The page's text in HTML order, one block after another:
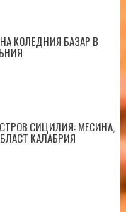
КОЛЕДНИЯ БАЗАР В
СИЦИЛИЯ: МЕСИНА,
КАЛАБРИЯ